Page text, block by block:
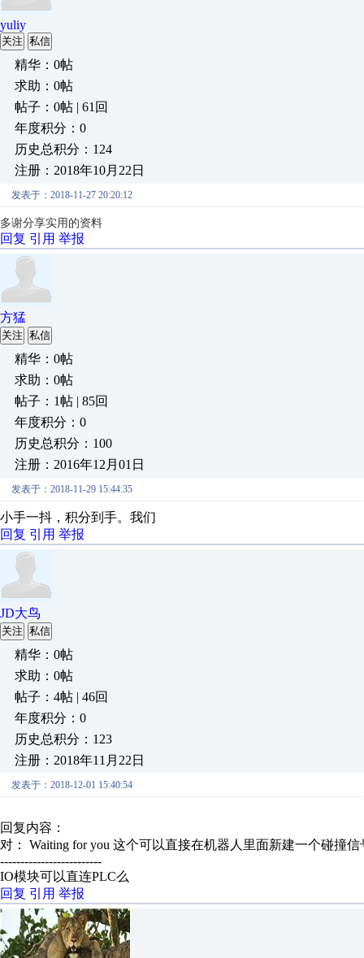
yuliy
关注 私信
精华：0帖
求助：0帖
帖子：0帖 | 61回
年度积分：0
历史总积分：124
注册：2018年10月22日
发表于：2018-11-27 20:20:12
多谢分享实用的资料
回复 引用 举报
方猛
关注 私信
精华：0帖
求助：0帖
帖子：1帖 | 85回
年度积分：0
历史总积分：100
注册：2016年12月01日
发表于：2018-11-29 15:44:35
小手一抖，积分到手。我们
回复 引用 举报
JD大鸟
关注 私信
精华：0帖
求助：0帖
帖子：4帖 | 46回
年度积分：0
历史总积分：123
注册：2018年11月22日
发表于：2018-12-01 15:40:54
回复内容：
对： Waiting for you 这个可以直接在机器人里面新建一个碰撞
-------------------------
IO模块可以直连PLC么
回复 引用 举报